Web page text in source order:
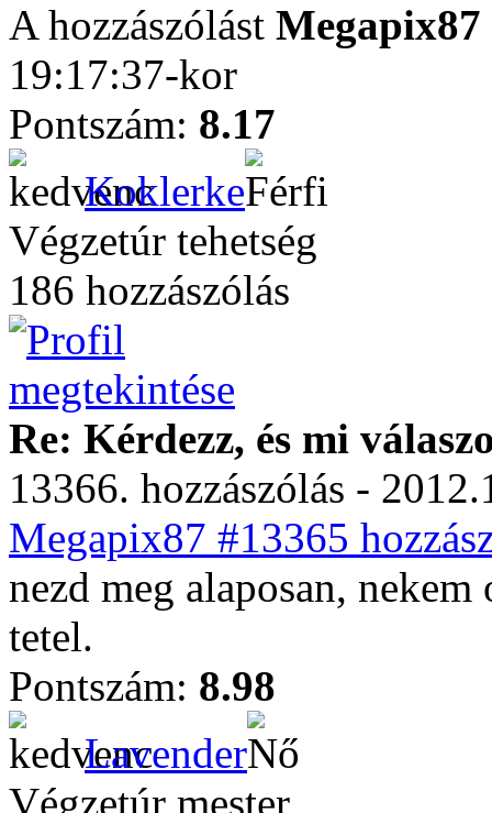
A hozzászólást Megapix87
19:17:37-kor
Pontszám: 8.17
Koklerke
Végzetúr tehetség
186 hozzászólás
Re: Kérdezz, és mi
13366. hozzászólás -
Megapix87 #13365
nezd meg alaposan,
tetel.
Pontszám: 8.98
Lavender
Végzetúr mester